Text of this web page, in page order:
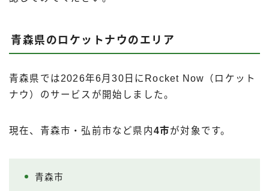
青森県のロケットナウのエリア
青森県では2026年6月30日にRocket Now（ロケット
ナウ）のサービスが開始しました。
現在、青森市・弘前市など県内4市が対象です。
青森市